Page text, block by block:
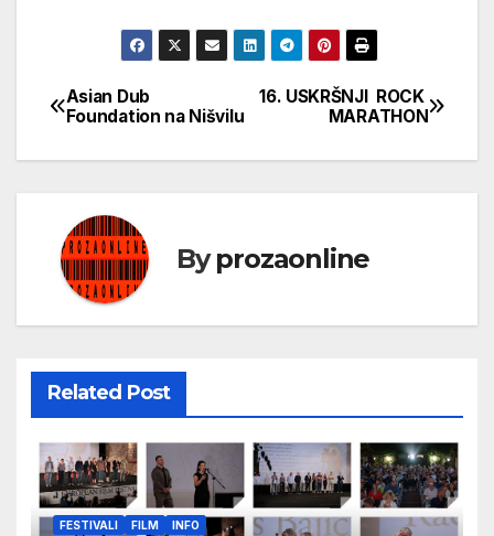
Кретање
чланка
16. USKRŠNJI ROCK
MARATHON
Asian Dub
Foundation na Nišvilu
Byprozaonline
Related Post
FESTIVALI FILM INFO